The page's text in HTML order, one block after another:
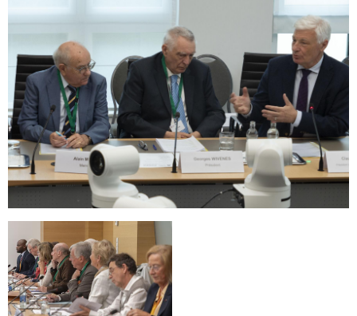
Open image in gallery